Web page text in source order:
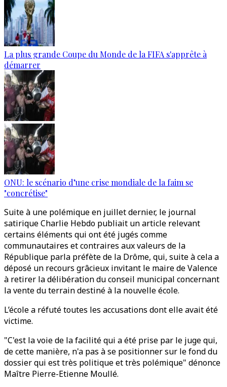
La plus grande Coupe du Monde de la FIFA s'apprête à
démarrer
ONU: le scénario d’une crise mondiale de la faim se
"concrétise"
Suite à une polémique en juillet dernier, le journal
satirique Charlie Hebdo publiait un article relevant
certains éléments qui ont été jugés comme
communautaires et contraires aux valeurs de la
République parla préfète de la Drôme, qui, suite à cela a
déposé un recours grâcieux invitant le maire de Valence
à retirer la délibération du conseil municipal concernant
la vente du terrain destiné à la nouvelle école.
L’école a réfuté toutes les accusations dont elle avait été
victime.
"C'est la voie de la facilité qui a été prise par le juge qui,
de cette manière, n'a pas à se positionner sur le fond du
dossier qui est très politique et très polémique" dénonce
Maître Pierre-Etienne Moullé.